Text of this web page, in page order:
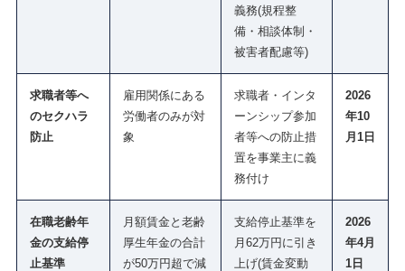
義務(規程整
備・相談体制・
被害者配慮等)
求職者等へ
のセクハラ
防止
雇用関係にある
労働者のみが対
象
求職者・インタ
ーンシップ参加
者等への防止措
置を事業主に義
務付け
2026
年10
月1日
在職老齢年
金の支給停
止基準
月額賃金と老齢
厚生年金の合計
が50万円超で減
支給停止基準を
月62万円に引き
上げ(賃金変動
2026
年4月
1日